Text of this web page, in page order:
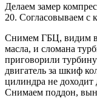
Делаем замер
20. Согласовываем с
Снимем ГБЦ, видим в
масла, и сломана
приговорили
двигатель за шкиф
цилиндра не доходит
Снимаем поддон,